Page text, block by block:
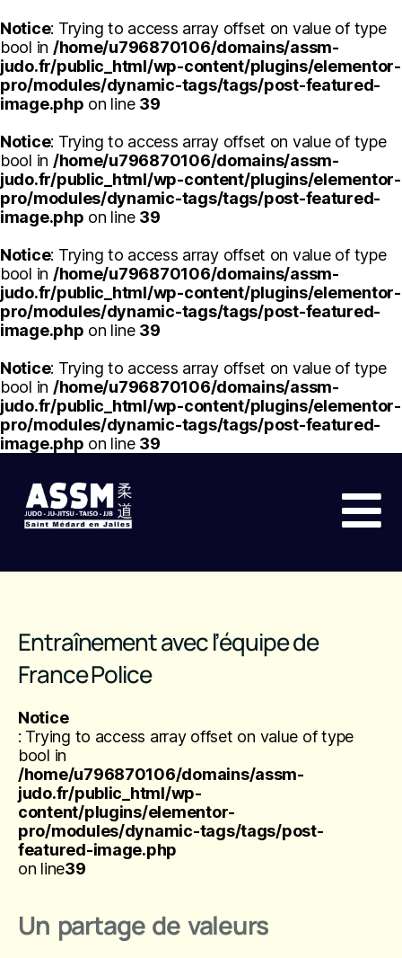
Notice: Trying to access array offset on value of type
bool in /home/u796870106/domains/assm-
judo.fr/public_html/wp-content/plugins/elementor-
pro/modules/dynamic-tags/tags/post-featured-
image.php on line 39
Notice: Trying to access array offset on value of type
bool in /home/u796870106/domains/assm-
judo.fr/public_html/wp-content/plugins/elementor-
pro/modules/dynamic-tags/tags/post-featured-
image.php on line 39
Notice: Trying to access array offset on value of type
bool in /home/u796870106/domains/assm-
judo.fr/public_html/wp-content/plugins/elementor-
pro/modules/dynamic-tags/tags/post-featured-
image.php on line 39
Notice: Trying to access array offset on value of type
bool in /home/u796870106/domains/assm-
judo.fr/public_html/wp-content/plugins/elementor-
pro/modules/dynamic-tags/tags/post-featured-
image.php on line 39
Entraînement avec l’équipe de
France Police
Notice
: Trying to access array offset on value of type
bool in
/home/u796870106/domains/assm-
judo.fr/public_html/wp-
content/plugins/elementor-
pro/modules/dynamic-tags/tags/post-
featured-image.php
on line39
Un partage de valeurs